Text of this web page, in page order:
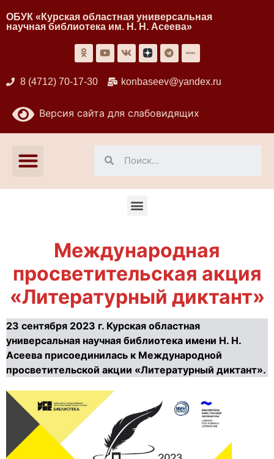
ОБУК «Курская областная универсальная
научная библиотека им. Н. Н. Асеева»
8 (4712) 70-17-30 konbaseev@yandex.ru
Версия сайта для слабовидящих
Международная
просветительская акция
«Литературный диктант»
23 сентября 2023 г. Курская областная
универсальная научная библиотека имени Н. Н.
Асеева присоединилась к Международной
просветительской акции «Литературный диктант».